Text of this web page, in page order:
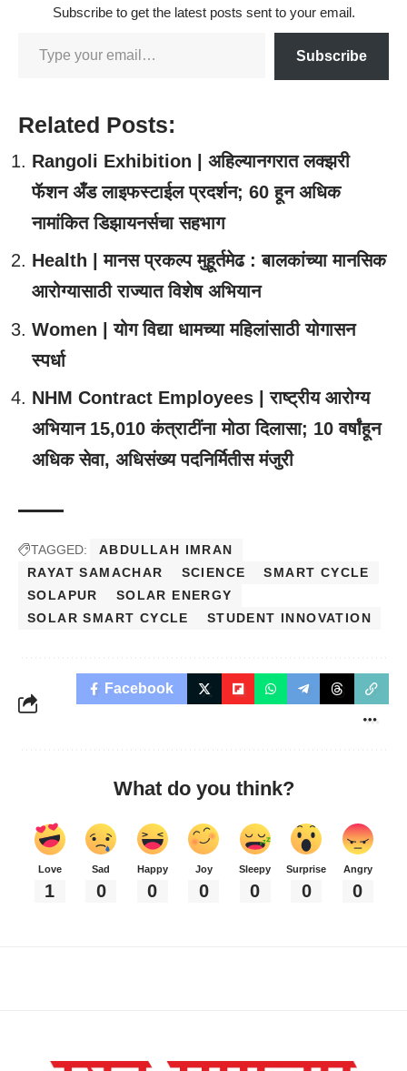
Subscribe to get the latest posts sent to your email.
Subscribe
Related Posts:
Rangoli Exhibition | अहिल्यानगरात लक्झरी
फॅशन अँड लाइफस्टाईल प्रदर्शन; 60 हून अधिक
नामांकित डिझायनर्सचा सहभाग
Health | मानस प्रकल्प मुहूर्तमेढ : बालकांच्या मानसिक
आरोग्यासाठी राज्यात विशेष अभियान
Women | योग विद्या धामच्या महिलांसाठी योगासन
स्पर्धा
NHM Contract Employees | राष्ट्रीय आरोग्य
अभियान 15,010 कंत्राटींना मोठा दिलासा; 10 वर्षांहून
अधिक सेवा, अधिसंख्य पदनिर्मितीस मंजुरी
TAGGED:
ABDULLAH IMRAN
RAYAT SAMACHAR
SCIENCE
SMART CYCLE
SOLAPUR
SOLAR ENERGY
SOLAR SMART CYCLE
STUDENT INNOVATION
Facebook
What do you think?
Love
1
Sad
0
Happy
0
Joy
0
Sleepy
0
Surprise
0
Angry
0